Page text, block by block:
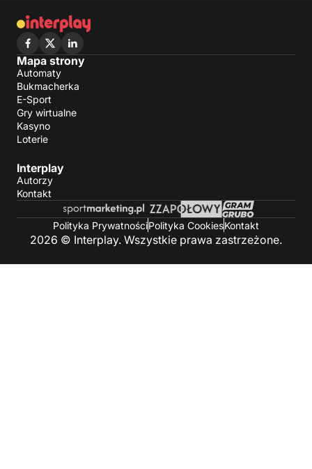
Mapa strony
Automaty
Bukmacherka
E-Sport
Gry wirtualne
Kasyno
Loterie
Interplay
Autorzy
Kontakt
Polityka PrywatnościPolityka CookiesKontakt
2026 © Interplay. Wszystkie prawa zastrzeżone.